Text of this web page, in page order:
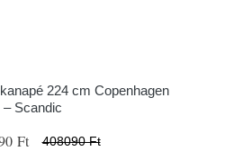
224 cm Copenhagen
– Scandic
Ft 408090 Ft